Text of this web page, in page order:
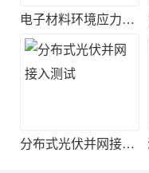
电子材料环境应力筛选实验
分布式光伏并网接入测试